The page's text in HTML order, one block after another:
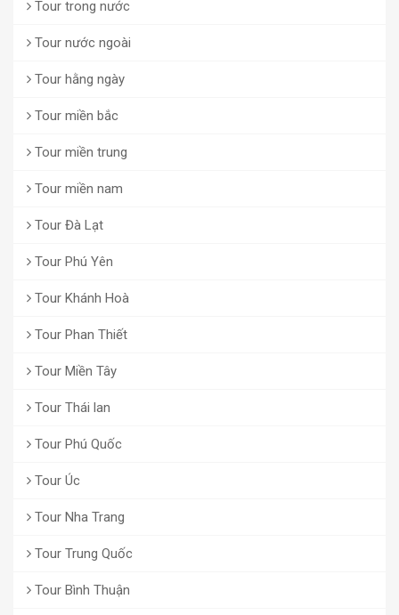
Tour trong nước
Tour nước ngoài
Tour hằng ngày
Tour miền bắc
Tour miền trung
Tour miền nam
Tour Đà Lạt
Tour Phú Yên
Tour Khánh Hoà
Tour Phan Thiết
Tour Miền Tây
Tour Thái lan
Tour Phú Quốc
Tour Úc
Tour Nha Trang
Tour Trung Quốc
Tour Bình Thuận